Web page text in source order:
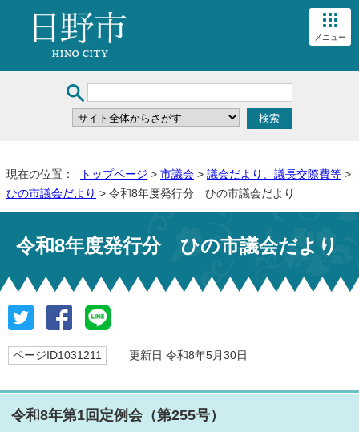
メニュー
現在の位置： トップページ > 市議会 > 議会だより、議長交際費等 >
ひの市議会だより > 令和8年度発行分 ひの市議会だより
令和8年度発行分 ひの市議会だより
ページID1031211 更新日 令和8年5月30日
令和8年第1回定例会（第255号）